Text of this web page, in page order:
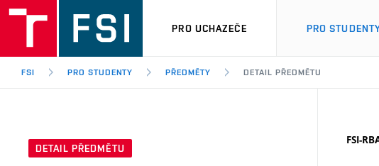
PRO UCHAZEČE PRO
FSI PRO STUDENTY PŘEDMĚTY DETAIL PŘEDMĚTU
DETAIL PŘEDMĚTU
FSI-